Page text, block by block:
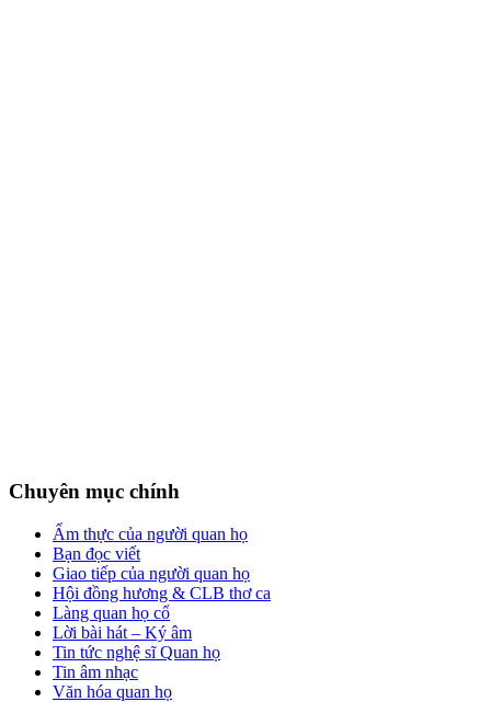
Chuyên mục chính
Ẩm thực của người quan họ
Bạn đọc viết
Giao tiếp của người quan họ
Hội đồng hương & CLB thơ ca
Làng quan họ cổ
Lời bài hát – Ký âm
Tin tức nghệ sĩ Quan họ
Tin âm nhạc
Văn hóa quan họ